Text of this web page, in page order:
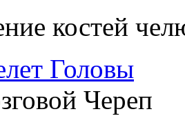
костей
Головы
Череп